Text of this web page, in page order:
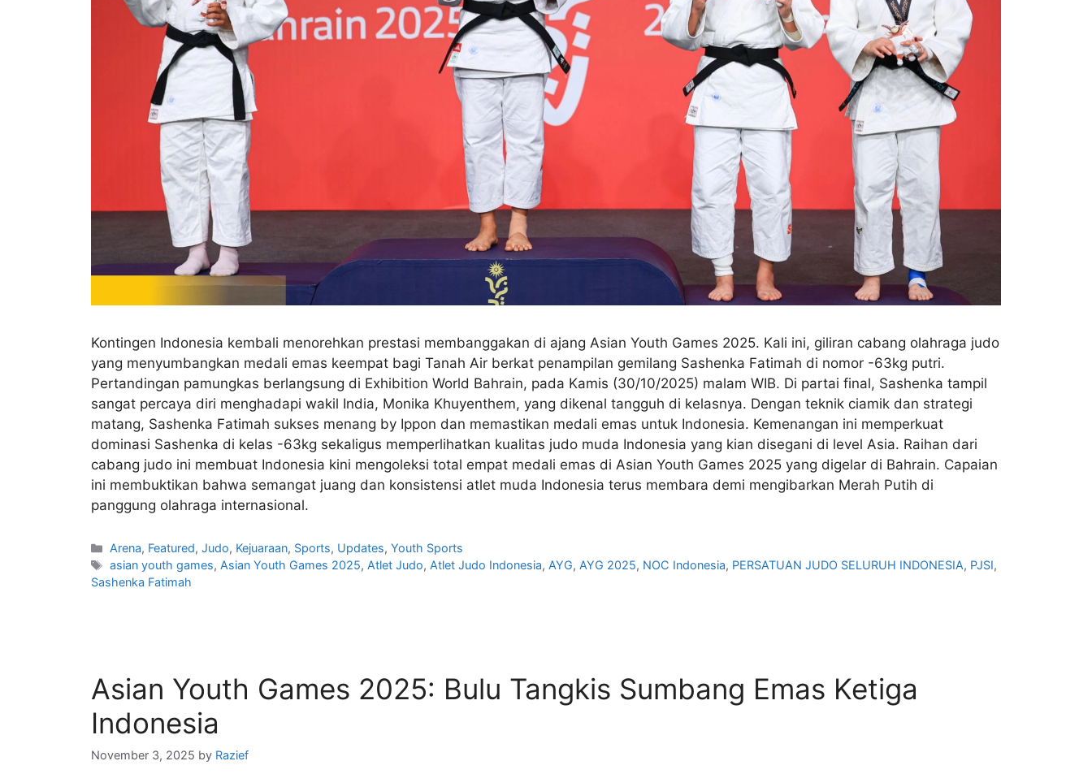
Kontingen Indonesia kembali menorehkan prestasi membanggakan di ajang Asian Youth Games 2025. Kali ini, giliran cabang olahraga judo
yang menyumbangkan medali emas keempat bagi Tanah Air berkat penampilan gemilang Sashenka Fatimah di nomor -63kg putri.
Pertandingan pamungkas berlangsung di Exhibition World Bahrain, pada Kamis (30/10/2025) malam WIB. Di partai final, Sashenka tampil
sangat percaya diri menghadapi wakil India, Monika Khuyenthem, yang dikenal tangguh di kelasnya. Dengan teknik ciamik dan strategi
matang, Sashenka Fatimah sukses menang by Ippon dan memastikan medali emas untuk Indonesia. Kemenangan ini memperkuat
dominasi Sashenka di kelas -63kg sekaligus memperlihatkan kualitas judo muda Indonesia yang kian disegani di level Asia. Raihan dari
cabang judo ini membuat Indonesia kini mengoleksi total empat medali emas di Asian Youth Games 2025 yang digelar di Bahrain. Capaian
ini membuktikan bahwa semangat juang dan konsistensi atlet muda Indonesia terus membara demi mengibarkan Merah Putih di
panggung olahraga internasional.
Arena, Featured,Judo, Kejuaraan, Sports, Updates,Youth Sports
asian youth games, Asian Youth Games 2025, Atlet Judo, Atlet Judo Indonesia, AYG, AYG 2025, NOC Indonesia, PERSATUAN JUDO SELURUH INDONESIA, PJSI,
Sashenka Fatimah
Asian Youth Games 2025: Bulu Tangkis Sumbang Emas Ketiga
Indonesia
November 3, 2025 by Razief